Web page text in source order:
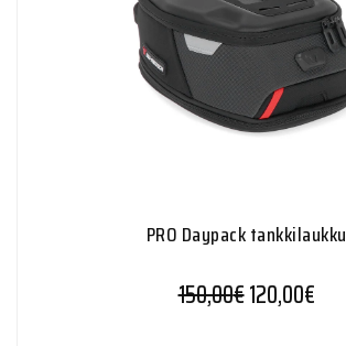
PRO Daypack tankkilaukku
150,00€120,00€